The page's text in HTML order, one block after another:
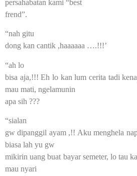
persahabatan kami “best
frend”.
“nah gitu
dong kan cantik ,haaaaaa ….!!!’
“ah lo
bisa aja,!!! Eh lo kan lum cerita tadi
mau mati, ngelamunin
apa sih ???
“sialan
gw dipanggil ayam ,!! Aku menghela
biasa lah yu gw
mikirin uang buat bayar semeter, lo tau
mau nyari